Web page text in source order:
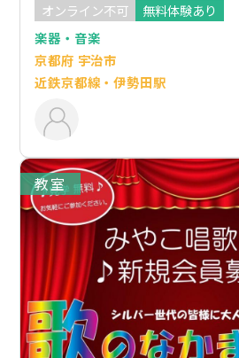
オンライン不可
無料体験あり
楽器・音楽
京都府 宇治市
近鉄京都線・伊勢田駅
教室